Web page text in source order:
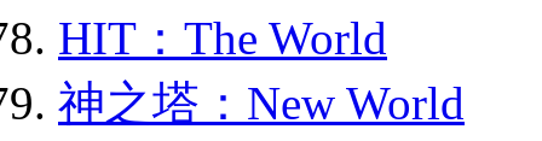
HIT：The World
神之塔：New World